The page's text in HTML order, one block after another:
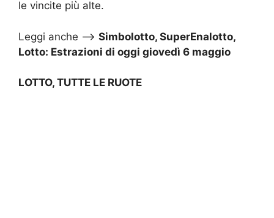
le vincite più alte.
Leggi anche –> Simbolotto, SuperEnalotto,
Lotto: Estrazioni di oggi giovedì 6 maggio
LOTTO, TUTTE LE RUOTE